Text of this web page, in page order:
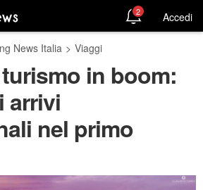
2 Accedi
News Italia > Viaggi
in boom:
arrivi
nel primo